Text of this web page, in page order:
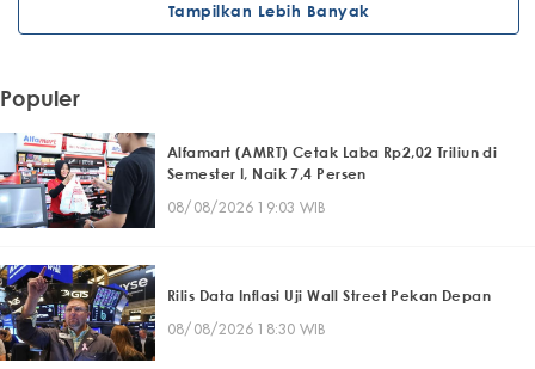
Tampilkan Lebih Banyak
Populer
Alfamart (AMRT) Cetak Laba Rp2,02 Triliun di
Semester I, Naik 7,4 Persen
08/08/2026 19:03 WIB
Rilis Data Inflasi Uji Wall Street Pekan Depan
08/08/2026 18:30 WIB